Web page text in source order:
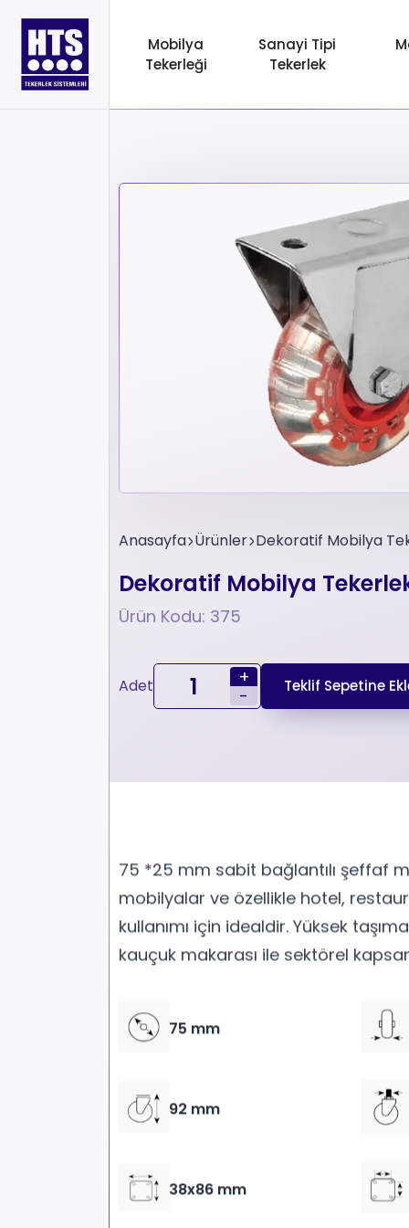
Mobilya
Tekerleği
Sanayi Tipi
Tekerlek
Anasayfa Ürünler Dekoratif Mobilya
Dekoratif Mobilya
Ürün Kodu: 375
Adet
+
-
Teklif Sepetine
75 *25 mm sabit bağlantılı şeffaf
mobilyalar ve özellikle hotel,
kullanımı için idealdir. Yüksek
kauçuk makarası ile sektörel
75 mm
92 mm
38x86 mm